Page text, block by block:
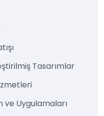
Tasarımlar
ve Uygulamaları